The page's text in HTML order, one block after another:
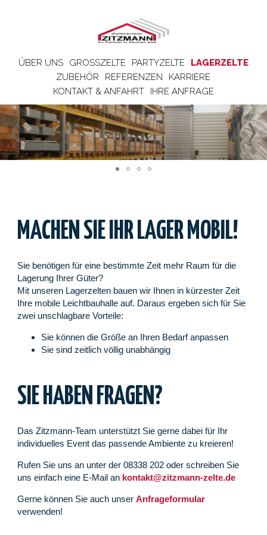
ÜBER UNS GROSSZELTE PARTYZELTE
LAGERZELTE
ZUBEHÖR
REFERENZEN
KARRIERE
KONTAKT & ANFAHRT
IHRE ANFRAGE
MACHEN SIE IHR LAGER MOBIL!
Sie benötigen für eine bestimmte Zeit mehr Raum für die
Lagerung Ihrer Güter?
Mit unseren Lagerzelten bauen wir Ihnen in kürzester Zeit
Ihre mobile Leichtbauhalle auf. Daraus ergeben sich für Sie
zwei unschlagbare Vorteile:
Sie können die Größe an Ihren Bedarf anpassen
Sie sind zeitlich völlig unabhängig
SIE HABEN FRAGEN?
Das Zitzmann-Team unterstützt Sie gerne dabei für Ihr
individuelles Event das passende Ambiente zu kreieren!
Rufen Sie uns an unter der 08338 202 oder schreiben Sie
uns einfach eine E-Mail an kontakt@zitzmann-zelte.de
Gerne können Sie auch unserAnfrageformular
verwenden!